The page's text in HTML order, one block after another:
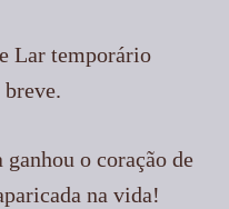
Lar temporário
o coração de
na vida!